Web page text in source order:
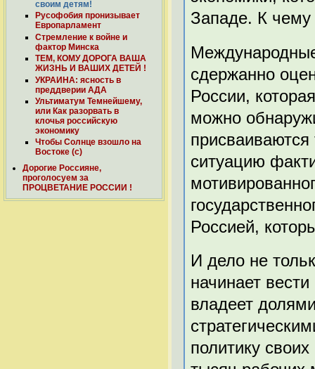
своим детям!
Русофобия пронизывает
Европарламент
Стремление к войне и
фактор Минска
ТЕМ, КОМУ ДОРОГА ВАША
ЖИЗНЬ И ВАШИХ ДЕТЕЙ !
УКРАИНА: ясность в
преддверии АДА
Ультиматум Темнейшему,
или Как разорвать в
клочья российскую
экономику
Чтобы Солнце взошло на
Востоке (с)
Дорогие Россияне,
проголосуем за
ПРОЦВЕТАНИЕ РОССИИ !
Западе. К чему
сдержанно
России,
можно
ситуацию
Россией,
И дело не
начинает
владеет
политику